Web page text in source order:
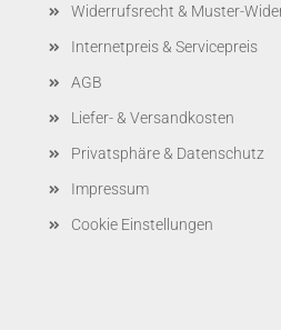
Widerrufsrecht & Muster-
Internetpreis & Servicepreis
AGB
Liefer- & Versandkosten
Privatsphäre & Datenschutz
Impressum
Cookie Einstellungen